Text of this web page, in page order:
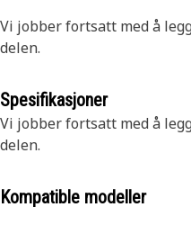
Vi jobber fortsatt med å
delen.
Spesifikasjoner
Vi jobber fortsatt med å
delen.
Kompatible modeller